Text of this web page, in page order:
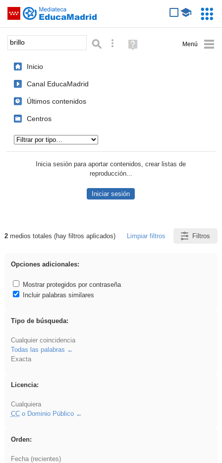
Saltar navegación
Palabra o frase: Búsqueda avanzada
Ayuda
(en
Inicio
Canal EducaMadrid
Últimos contenidos
Centros
Inicia sesión para aportar contenidos, crear listas de
reproducción...
Iniciar sesión
Resultados de: brillo
2medios totales (hay filtros aplicados) Limpiar filtros Filtros
Opciones adicionales:
Mostrar protegidos por contraseña
Incluir palabras similares
Tipo de búsqueda:
Cualquier coincidencia
Todas las palabras
Exacta
Licencia:
Cualquiera
CCo Dominio Público
Orden:
Fecha (recientes)